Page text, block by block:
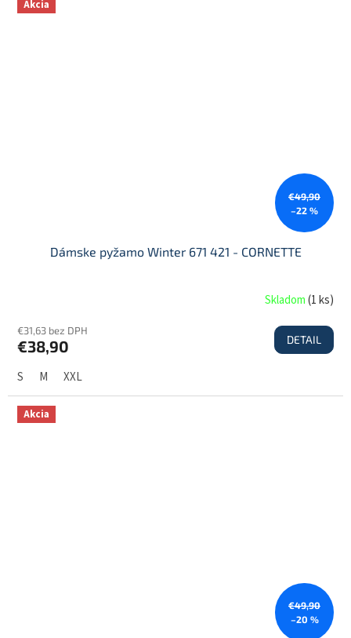
Akcia
€49,90
–22 %
Dámske pyžamo Winter 671 421 - CORNETTE
Skladom(1 ks)
€31,63 bez DPH
€38,90 DETAIL
S M XXL
Akcia
€49,90
–20 %